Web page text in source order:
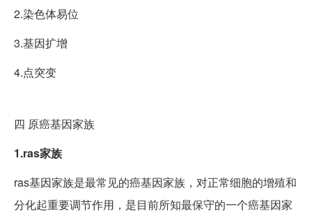
2.染色体易位
3.基因扩增
4.点突变
四 原癌基因家族
1.ras家族
ras基因家族是最常见的癌基因家族，对正常细胞的增殖和
分化起重要调节作用，是目前所知最保守的一个癌基因家